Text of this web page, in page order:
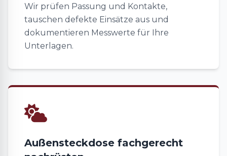
Wir prüfen Passung und Kontakte,
tauschen defekte Einsätze aus und
dokumentieren Messwerte für Ihre
Unterlagen.
Außensteckdose fachgerecht